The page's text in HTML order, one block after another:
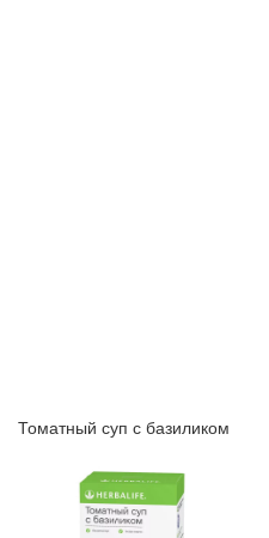
Томатный суп с базиликом